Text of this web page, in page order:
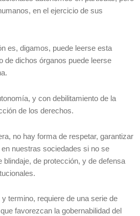
en el ejercicio de sus
es, digamos, puede leerse esta
de dichos órganos puede leerse
y con debilitamiento de la
de los derechos.
no hay forma de respetar, garantizar
nuestras sociedades si no se
de protección, y de defensa
termino, requiere de una serie de
favorezcan la gobernabilidad del